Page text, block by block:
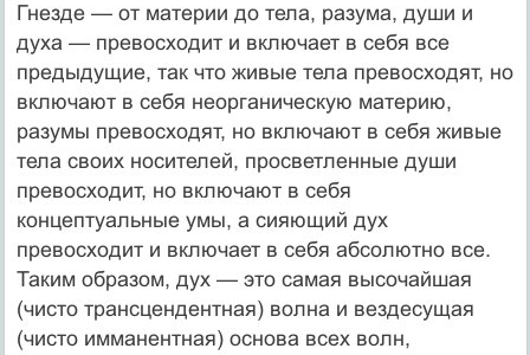
Гнезде — от материи до тела, разума, души и
духа — превосходит и включает в себя все
предыдущие, так что живые тела превосходят, но
включают в себя неорганическую материю,
разумы превосходят, но включают в себя живые
тела своих носителей, просветленные души
превосходит, но включают в себя
концептуальные умы, а сияющий дух
превосходит и включает в себя абсолютно все.
Таким образом, дух — это самая высочайшая
(чисто трансцендентная) волна и вездесущая
(чисто имманентная) основа всех волн,